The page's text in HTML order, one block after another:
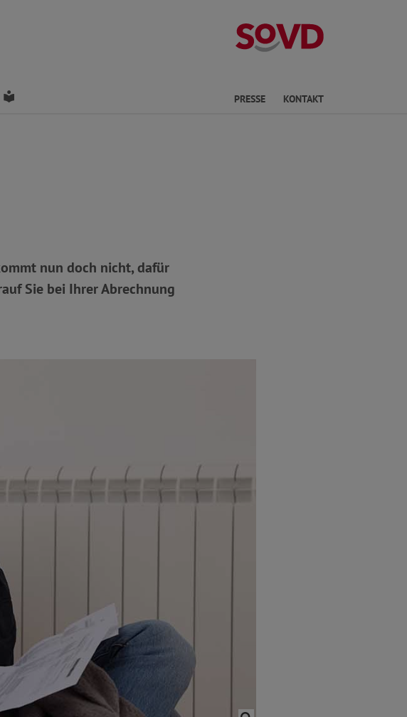
Kreisverband
Leichte Sprache PRESSE KONTAKT
nun doch nicht, dafür
Sie bei Ihrer Abrechnung